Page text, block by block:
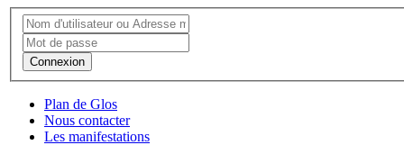
Connexion
Plan de Glos
Nous contacter
Les manifestations